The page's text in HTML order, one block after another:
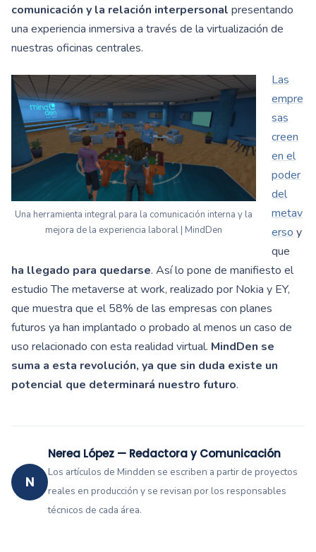
comunicación y la relación interpersonal presentando
una experiencia inmersiva a través de la virtualización de
nuestras oficinas centrales.
Una herramienta integral para la comunicación interna y la
mejora de la experiencia laboral | MindDen
Las
empre
sas
creen
en el
poder
del
metav
erso y
que
ha llegado para quedarse. Así lo pone de manifiesto el
estudio The metaverse at work, realizado por Nokia y EY,
que muestra que el 58% de las empresas con planes
futuros ya han implantado o probado al menos un caso de
uso relacionado con esta realidad virtual. MindDen se
suma a esta revolución, ya que sin duda existe un
potencial que determinará nuestro futuro.
N
Nerea López — Redactora y Comunicación
Los artículos de Mindden se escriben a partir de proyectos
reales en producción y se revisan por los responsables
técnicos de cada área.